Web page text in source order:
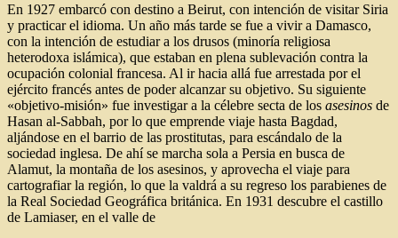
En 1927 embarcó con destino a Beirut, con intención de visitar Siria
y practicar el idioma. Un año más tarde se fue a vivir a Damasco,
con la intención de estudiar a los drusos (minoría religiosa
heterodoxa islámica), que estaban en plena sublevación contra la
ocupación colonial francesa. Al ir hacia allá fue arrestada por el
ejército francés antes de poder alcanzar su objetivo. Su siguiente
«objetivo-misión» fue investigar a la célebre secta de los asesinos de
Hasan al-Sabbah, por lo que emprende viaje hasta Bagdad,
aljándose en el barrio de las prostitutas, para escándalo de la
sociedad inglesa. De ahí se marcha sola a Persia en busca de
Alamut, la montaña de los asesinos, y aprovecha el viaje para
cartografiar la región, lo que la valdrá a su regreso los parabienes de
la Real Sociedad Geográfica británica. En 1931 descubre el castillo
de Lamiaser, en el valle de